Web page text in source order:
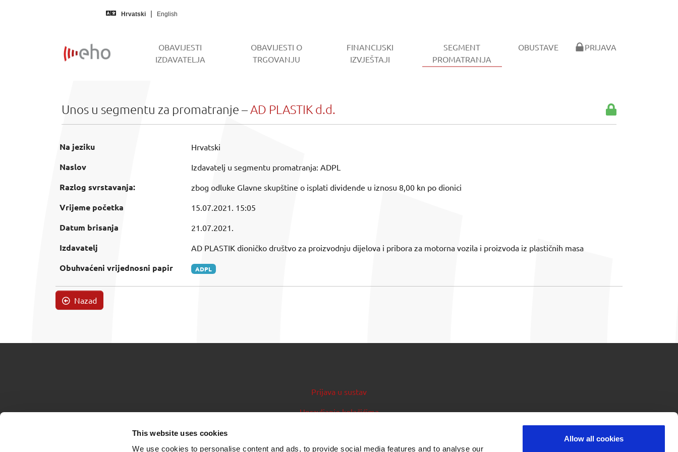
This website uses cookies
We use cookies to personalise content and ads, to provide social media features and to analyse our
Allow all cookies
Hrvatski English
OBAVIJESTI
IZDAVATELJA
OBAVIJESTI O
TRGOVANJU
FINANCIJSKI
IZVJEŠTAJI
SEGMENT
PROMATRANJA
OBUSTAVE PRIJAVA
Unos u segmentu za promatranje –AD PLASTIK d.d.
Na jeziku Hrvatski
Naslov Izdavatelj u segmentu promatranja: ADPL
Razlog svrstavanja: zbog odluke Glavne skupštine o isplati dividende u iznosu 8,00 kn po dionici
Vrijeme početka 15.07.2021. 15:05
Datum brisanja 21.07.2021.
Izdavatelj AD PLASTIK dioničko društvo za proizvodnju dijelova i pribora za motorna vozila i proizvoda iz plastičnih masa
Obuhvaćeni vrijednosni papir ADPL
Nazad
Prijava u sustav
Upravljanje kolačićima